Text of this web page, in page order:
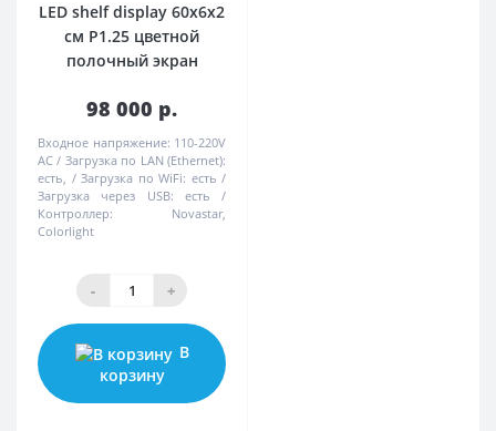
LED shelf display 60x6x2
см Р1.25 цветной
полочный экран
98 000 р.
Входное напряжение: 110-220V
AC Загрузка по LAN (Ethernet):
есть,
Загрузка по WiFi: есть
Загрузка через USB:
есть
Контроллер:
Novastar,
Colorlight
- +
В
корзину